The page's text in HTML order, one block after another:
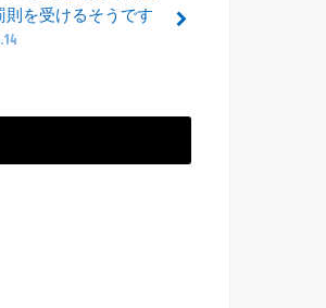
則を受けるそうです